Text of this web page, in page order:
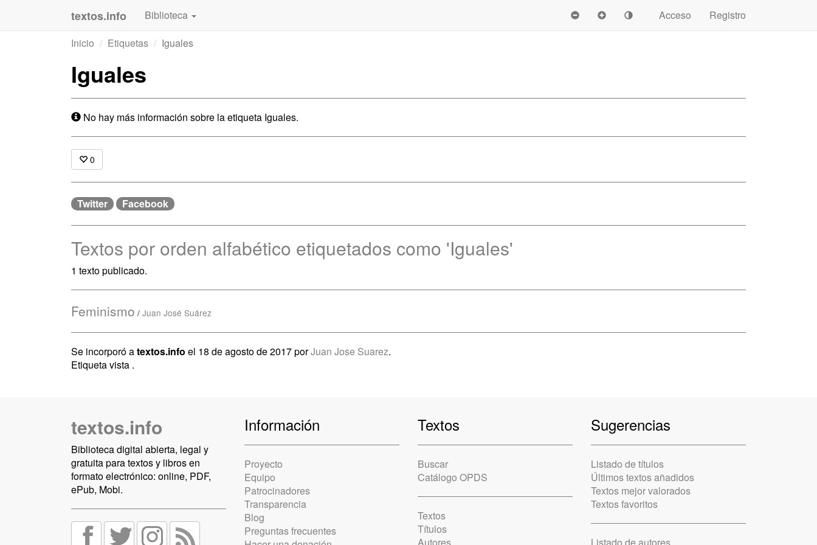
textos.info Biblioteca Acceso
Registro
Inicio
Etiquetas Iguales
Iguales
No hay más información sobre la etiqueta Iguales.
0
Twitter Facebook
Textos por orden alfabético etiquetados como 'Iguales'
1 texto publicado.
Feminismo / Juan José Suárez
Se incorporó atextos.info el 18 de agosto de 2017 porJuan Jose Suarez.
Etiqueta vista .
textos.info
Biblioteca digital abierta, legal y
gratuita para textos y libros en
formato electrónico: online, PDF,
ePub, Mobi.
Información
Proyecto
Equipo
Patrocinadores
Transparencia
Blog
Preguntas frecuentes
Textos
Buscar
Catálogo OPDS
Textos
Títulos
Sugerencias
Listado de títulos
Últimos textos añadidos
Textos mejor valorados
Textos favoritos